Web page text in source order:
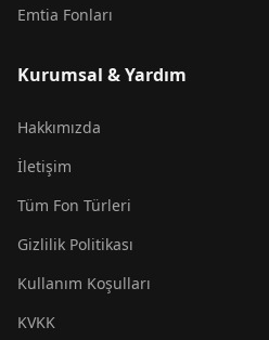
Emtia Fonları
Kurumsal & Yardım
Hakkımızda
İletişim
Tüm Fon Türleri
Gizlilik Politikası
Kullanım Koşulları
KVKK